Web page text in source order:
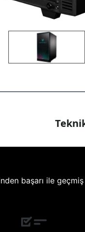
başarı ile